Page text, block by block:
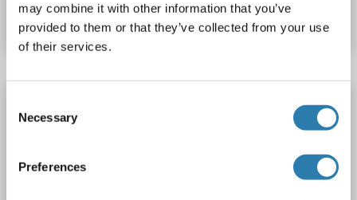
may combine it with other information that you’ve
provided to them or that they’ve collected from your use
of their services.
Selection
Necessary
Preferences
Fiche technique Détails
Reactivité: Humain, Rat
Polyclonal